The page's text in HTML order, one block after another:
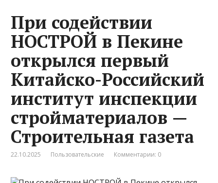
При содействии
НОСТРОЙ в Пекине
открылся первый
Китайско-Российский
институт инспекции
стройматериалов —
Строительная газета
22.10.2025 Пользовательские Комментарии: 0